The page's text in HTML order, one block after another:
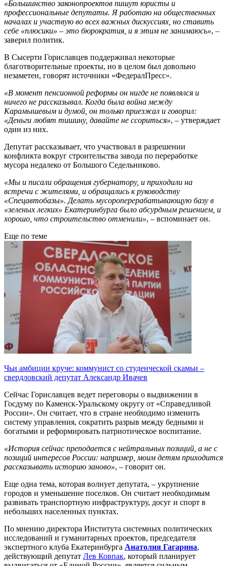
«Большинство законопроектов пишут юристы и
профессиональные депутаты. Я работаю на общественных
началах и участвую во всех важных дискуссиях, но ставить
себе «плюсики» – это бюрократия, и я этим не занимаюсь», –
заверил политик.
В Сысерти Гориславцев поддерживал некоторые
благотворительные проекты, но в целом был довольно
незаметен, говорят источники «ФедералПресс».
«В момент пенсионной реформы он нигде не появлялся и
ничего не рассказывал. Когда была война между
Карамышевым и думой, он только приезжал и говорил:
«Деньги любят тишину, давайте не ссориться», – утверждает
один из них.
Депутат рассказывает, что участвовал в разрешении
конфликта вокруг строительства завода по переработке
мусора недалеко от Большого Седельниково.
«Мы и писали обращения губернатору, и приходили на
встречи с жителями, и обращались к руководству
«Спецавтобазы». Делать мусороперерабатывающую базу в
«зеленых легких» Екатеринбурга было абсурдным решением, и
хорошо, что строительство отменили», – вспоминает он.
Еще по теме
Чьи амбиции круче: коммунист со студенческой скамьи –
свердловский депутат Александр Ивачев
Сейчас Гориславцев ведет переговоры о выдвижении в
Госдуму по Каменск-Уральскому округу от «Справедливой
России». Он считает, что в стране необходимо изменить
систему управления, сократить разрыв между бедными и
богатыми и реформировать патриотическое воспитание.
«История сейчас преподается с нейтральных позиций, а не с
позиций интересов России: например, моим детям приходится
рассказывать историю заново», – говорит он.
Еще одна тема, которая волнует депутата, – укрупнение
городов и уменьшение поселков. Он считает необходимым
развивать транспортную инфраструктуру, досуг и спорт в
небольших населенных пунктах.
По мнению директора Института системных политических
исследований и гуманитарных проектов, председателя
экспертного клуба Екатеринбурга Анатолия Гагарина,
действующий депутат Лев Ковпак, который планирует